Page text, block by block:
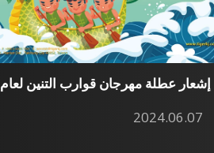
إشعار عطلة مهرجان قوارب التنين لعام 2024!
2024.06.07